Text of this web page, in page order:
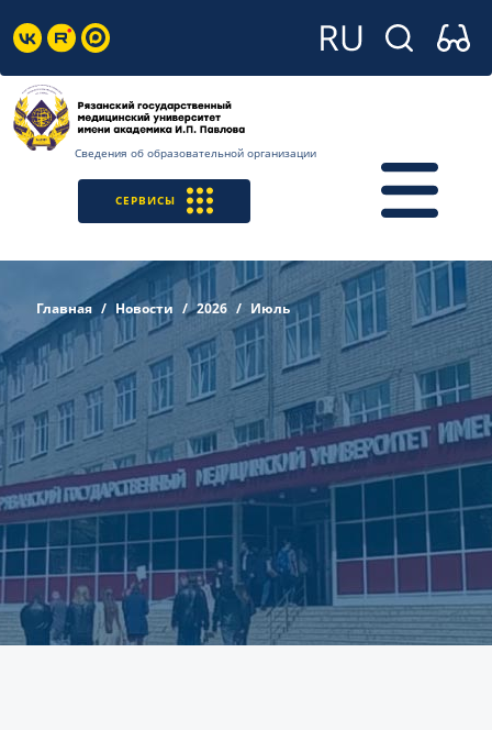
Сведения об образовательной организации
СЕРВИСЫ
Главная Новости 2026 Июль